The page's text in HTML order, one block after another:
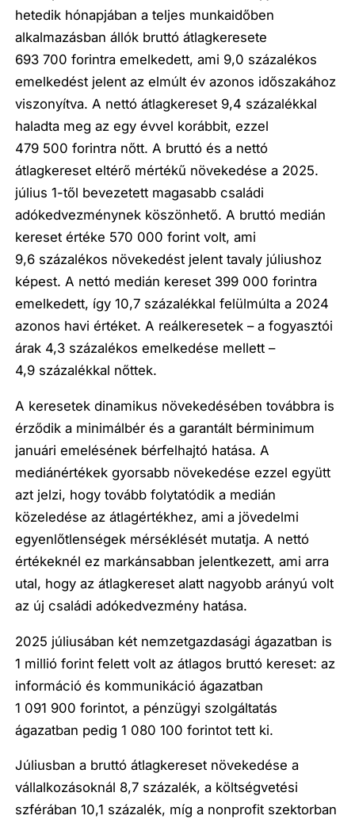
hetedik hónapjában a teljes munkaidőben
alkalmazásban állók bruttó átlagkeresete
693 700 forintra emelkedett, ami 9,0 százalékos
emelkedést jelent az elmúlt év azonos időszakához
viszonyítva. A nettó átlagkereset 9,4 százalékkal
haladta meg az egy évvel korábbit, ezzel
479 500 forintra nőtt. A bruttó és a nettó
átlagkereset eltérő mértékű növekedése a 2025.
július 1-től bevezetett magasabb családi
adókedvezménynek köszönhető. A bruttó medián
kereset értéke 570 000 forint volt, ami
9,6 százalékos növekedést jelent tavaly júliushoz
képest. A nettó medián kereset 399 000 forintra
emelkedett, így 10,7 százalékkal felülmúlta a 2024
azonos havi értéket. A reálkeresetek – a fogyasztói
árak 4,3 százalékos emelkedése mellett –
4,9 százalékkal nőttek.
A keresetek dinamikus növekedésében továbbra is
érződik a minimálbér és a garantált bérminimum
januári emelésének bérfelhajtó hatása. A
mediánértékek gyorsabb növekedése ezzel együtt
azt jelzi, hogy tovább folytatódik a medián
közeledése az átlagértékhez, ami a jövedelmi
egyenlőtlenségek mérséklését mutatja. A nettó
értékeknél ez markánsabban jelentkezett, ami arra
utal, hogy az átlagkereset alatt nagyobb arányú volt
az új családi adókedvezmény hatása.
2025 júliusában két nemzetgazdasági ágazatban is
1 millió forint felett volt az átlagos bruttó kereset: az
információ és kommunikáció ágazatban
1 091 900 forintot, a pénzügyi szolgáltatás
ágazatban pedig 1 080 100 forintot tett ki.
Júliusban a bruttó átlagkereset növekedése a
vállalkozásoknál 8,7 százalék, a költségvetési
szférában 10,1 százalék, míg a nonprofit szektorban